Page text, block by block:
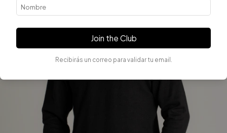
Join the Club
Recibirás un correo para validar tu email.